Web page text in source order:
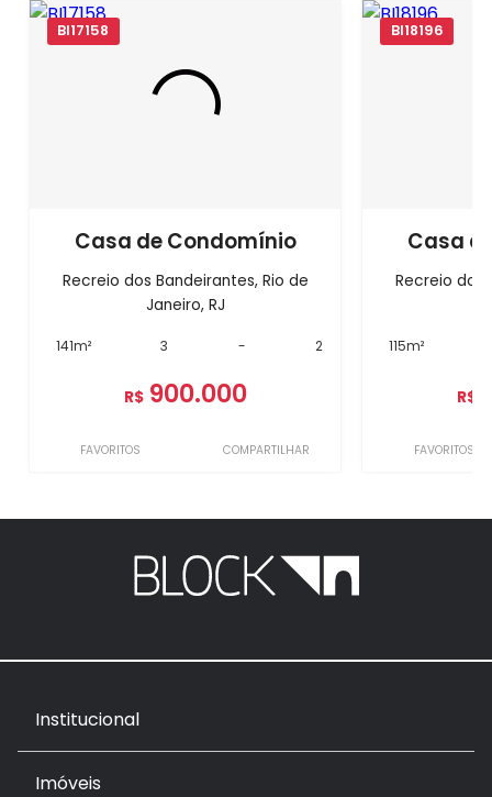
BI17158
Casa de Condomínio
Recreio dos Bandeirantes, Rio de
Janeiro, RJ
141m² 3 - 2
R$ 900.000
FAVORITOS COMPARTILHAR
BI18196
Casa
Recreio dos
115m²
R$
FAVORITOS
Institucional
Imóveis